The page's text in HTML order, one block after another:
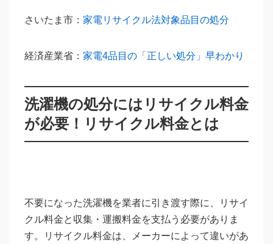
さいたま市： 家電リサイクル法対象品目の処分
経済産業省： 家電4品目の「正しい処分」早わかり
洗濯機の処分にはリサイクル料金
が必要！リサイクル料金とは
不要になった洗濯機を業者に引き渡す際に、リサイ
クル料金と収集・運搬料金を支払う必要がありま
す。リサイクル料金は、メーカーによって違いがあ